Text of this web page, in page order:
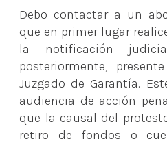
Debo contactar a un
que en primer lugar
la notificación
posteriormente,
Juzgado de Garantía.
audiencia de acción
que la causal del
retiro de fondos o